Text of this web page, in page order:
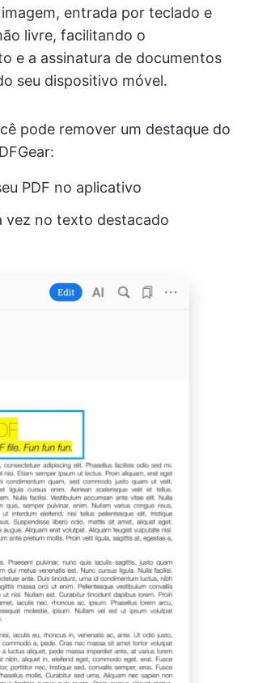
entrada por teclado e
livre, facilitando o
e a assinatura de documentos
seu dispositivo móvel.
pode remover um destaque do
PDF no aplicativo
vez no texto destacado